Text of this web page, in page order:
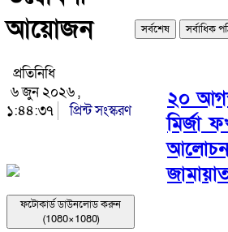
আয়োজন
প্রতিনিধি
৬ জুন ২০২৬ ,
১:৪৪:৩৭
প্রিন্ট সংস্করণ
ফটোকার্ড ডাউনলোড করুন
(1080×1080)
সর্বশেষ সর্বাধিক
২০
মির্জা